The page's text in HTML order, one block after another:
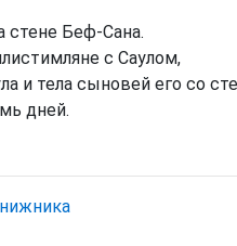
стене Беф-Сана.
с Саулом,
и тела сыновей его со
дней.